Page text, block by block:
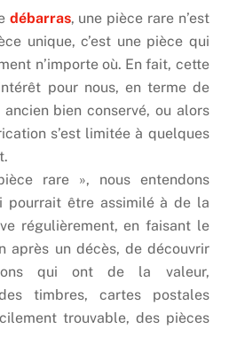
débarras, une pièce rare n’est
unique, c’est une pièce qui
n’importe où. En fait, cette
pour nous, en terme de
bien conservé, ou alors
s’est limitée à quelques
rare », nous entendons
pourrait être assimilé à de la
régulièrement, en faisant le
après un décès, de découvrir
qui ont de la valeur,
timbres, cartes postales
trouvable, des pièces